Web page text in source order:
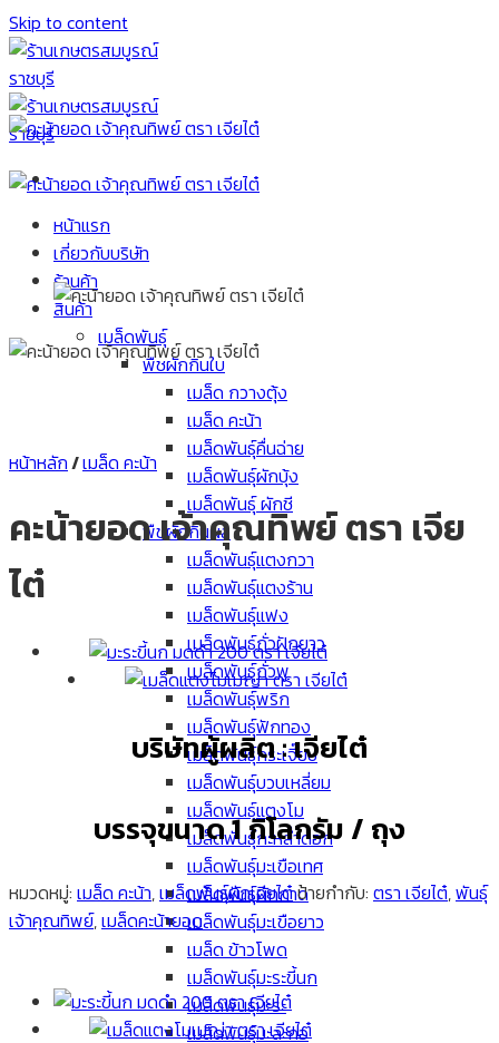
Skip to content
หน้าแรก
เกี่ยวกับบริษัท
ร้านค้า
สินค้า
เมล็ดพันธุ์
พืชผักกินใบ
เมล็ด กวางตุ้ง
เมล็ด คะน้า
เมล็ดพันธุ์คื่นฉ่าย
เมล็ดพันธุ์ผักบุ้ง
เมล็ดพันธุ์ ผักชี
พืชผักกินผล
เมล็ดพันธุ์แตงกวา
เมล็ดพันธุ์แตงร้าน
เมล็ดพันธุ์แฟง
เมล็ดพันธุ์ถั่วฝักยาว
เมล็ดพันธุ์ถั่วพู
เมล็ดพันธุ์พริก
เมล็ดพันธุ์ฟักทอง
เมล็ดพันธุ์กระเจี๊ยบ
เมล็ดพันธุ์บวบเหลี่ยม
เมล็ดพันธุ์แตงโม
เมล็ดพันธุ์กะหล่ำดอก
เมล็ดพันธุ์มะเขือเทศ
เมล็ดพันธุ์ผักกาด
เมล็ดพันธุ์มะเขือยาว
เมล็ด ข้าวโพด
เมล็ดพันธุ์มะระขี้นก
เมล็ดพันธุ์มะระ
เมล็ดพันธุ์มะละกอ
หน้าหลัก/เมล็ด คะน้า
คะน้ายอด เจ้าคุณทิพย์ ตรา เจีย
ไต๋
บริษัทผู้ผลิต : เจียไต๋
บรรจุขนาด 1 กิโลกรัม / ถุง
หมวดหมู่: เมล็ด คะน้า,เมล็ดพันธุ์ผักเจียไต๋ป้ายกำกับ: ตรา เจียไต๋,พันธุ์
เจ้าคุณทิพย์,เมล็ดคะน้ายอด